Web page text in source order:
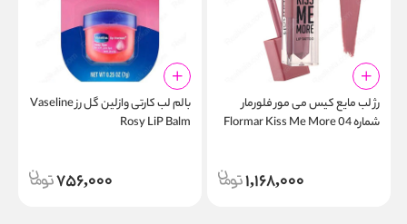
رژ لب مایع کیس می مور فلورمار
شماره 04 Flormar Kiss Me More
1,168,000
بالم لب کارتی وازلین گل رز Vaseline
Rosy LiP Balm
756,000